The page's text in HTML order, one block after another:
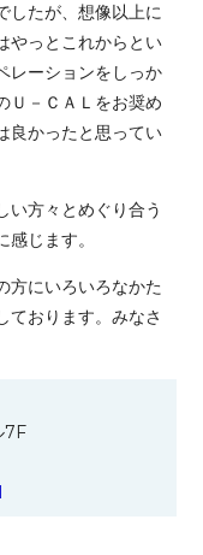
したが、想像以上に
やっとこれからとい
レーションをしっか
Ｕ－ＣＡＬをお奨め
良かったと思ってい
方々とめぐり合う
じます。
方にいろいろなかた
ております。みなさ
7F